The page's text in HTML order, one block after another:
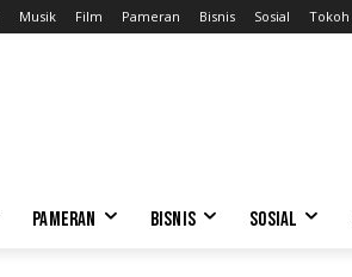
Musik Film Pameran Bisnis Sosial Tokoh
PAMERAN BISNIS SOSIAL